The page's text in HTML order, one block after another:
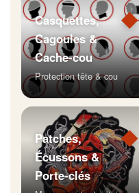
◆
Casquettes,
Cagoules &
Cache-cou
Protection tête & cou
◆
Patches,
Écussons &
Porte-clés